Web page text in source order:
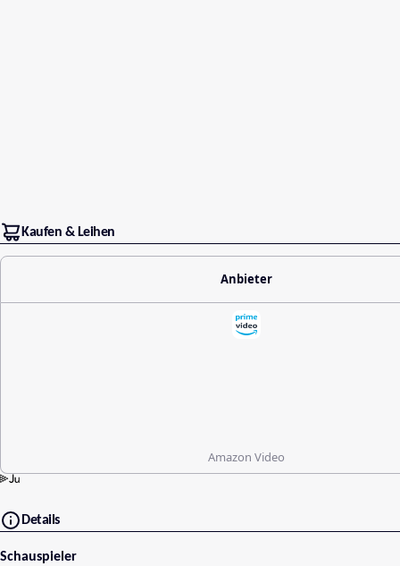
Kaufen & Leihen
Anbieter
Amazon Video
Details
Schauspieler